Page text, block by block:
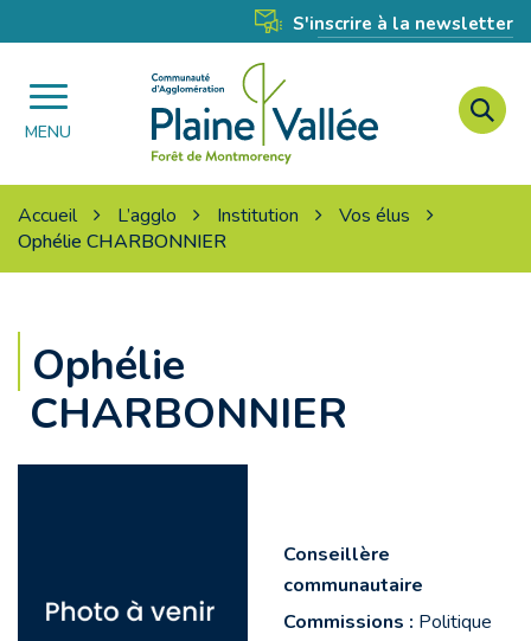
S'inscrire à la newsletter
MENU
Agglomération
Plaine
Vallée
Accueil L’agglo Institution
Vos élus
Ophélie CHARBONNIER
Ophélie
CHARBONNIER
Conseillère
communautaire
Commissions : Politique